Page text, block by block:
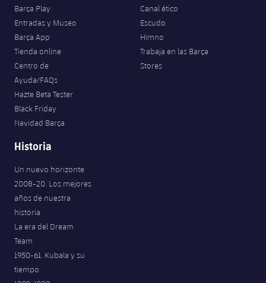
Barça Play
Entradas y Museo
Barça App
Tienda online
Centro de
Ayuda/FAQs
Hazte Beta Tester
Black Friday
Navidad Barça
Canal ético
Escudo
Himno
Trabaja en las Barça
Stores
Historia
Un nuevo horizonte
2008-20. Los mejores
años de nuestra
historia
La era del Dream
Team
1950-61. Kubala y su
tiempo